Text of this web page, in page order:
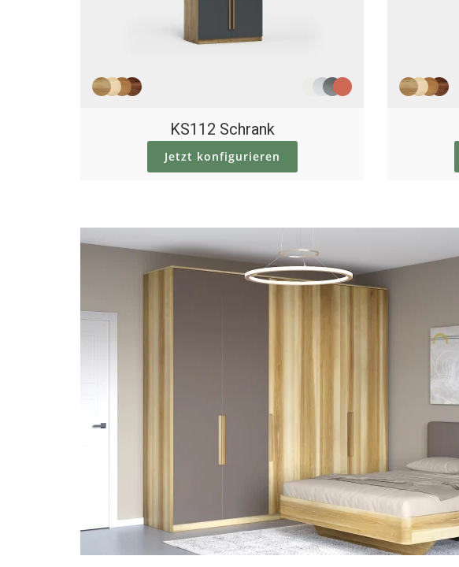
KS112 Schrank
Jetzt konfigurieren